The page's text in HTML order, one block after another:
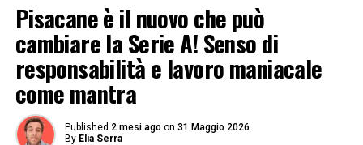
Pisacane è il nuovo che può
cambiare la Serie A! Senso di
responsabilità e lavoro maniacale
come mantra
Published 2 mesi ago on 31 Maggio 2026
By Elia Serra